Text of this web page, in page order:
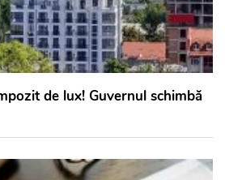
de lux! Guvernul schimbă